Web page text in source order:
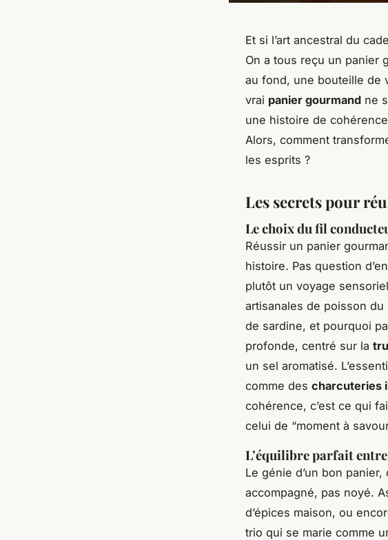
Et si l’art ancestral du
On a tous reçu un panier
au fond, une bouteille de
vrai panier gourmand ne
une histoire de
Alors, comment
les esprits ?
Les secrets pour
Le choix du fil
Réussir un panier
histoire. Pas question
plutôt un voyage
artisanales de poisson du
de sardine, et pourquoi
profonde, centré sur la
un sel aromatisé.
comme des charcuteries
cohérence, c’est ce qui
celui de “moment à
L’équilibre parfait
Le génie d’un bon panier,
accompagné, pas noyé.
d’épices maison, ou
trio qui se marie comme